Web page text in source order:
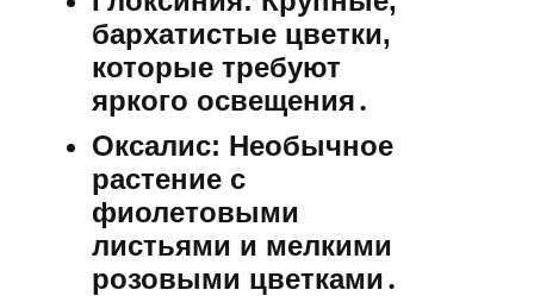
бархатистые цветки,
которые требуют
яркого освещения․
Оксалис: Необычное
растение с
фиолетовыми
листьями и мелкими
розовыми цветками․